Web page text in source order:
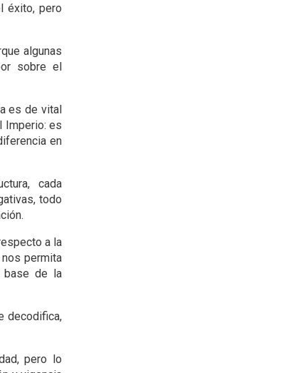
éxito, pero
algunas
sobre el
es de vital
Imperio: es
en
cada
todo
a la
permita
base de la
decodifica,
pero lo